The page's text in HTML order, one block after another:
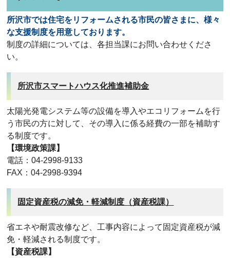
所沢市では住宅をリフォームされる市民の皆さまに、様々
な支援制度を用意しております。
制度の詳細については、各担当課にお問い合わせくださ
い。
所沢市スマートハウス化推進補助金
太陽光発電システム等の設備を導入やエコリフォームを行
う市民の方に対して、その導入に係る経費の一部を補助す
る制度です。
【環境政策課】
電話：04-2998-9133
FAX：04-2998-9394
固定資産税の減免・軽減制度（資産税課）
省エネや耐震改修など、工事内容によって固定資産税が減
免・軽減される制度です。
【資産税課】